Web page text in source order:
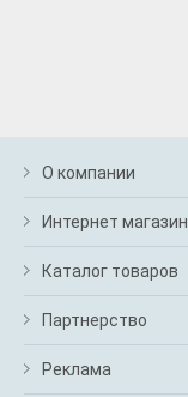
О компании
Интернет магазин
Каталог товаров
Партнерство
Реклама